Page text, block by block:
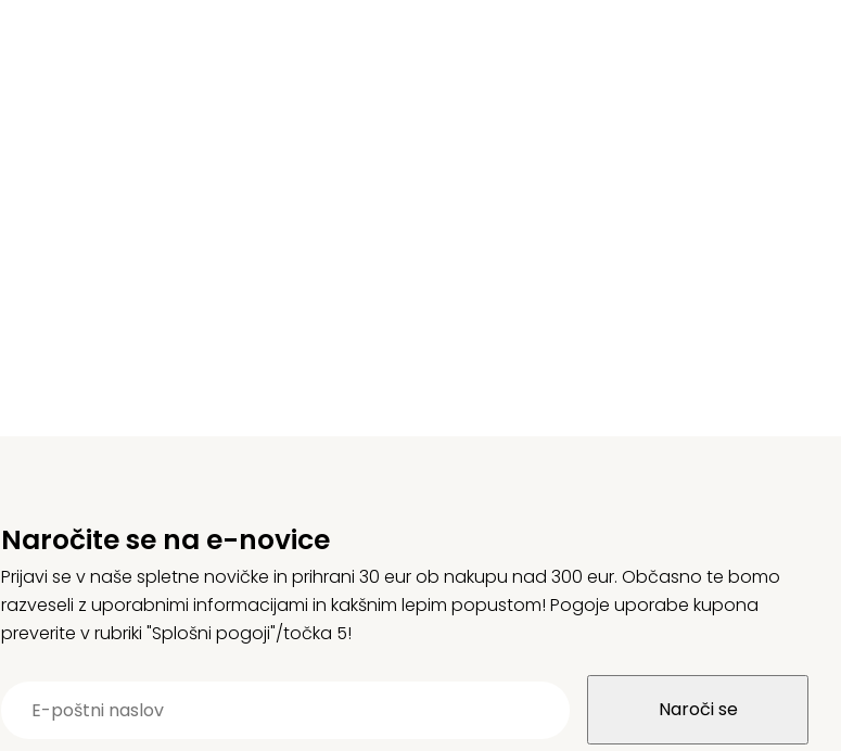
Naročite se na e-novice
Prijavi se v naše spletne novičke in prihrani 30 eur ob nakupu nad 300 eur. Občasno te bomo
razveseli z uporabnimi informacijami in kakšnim lepim popustom! Pogoje uporabe kupona
preverite v rubriki "Splošni pogoji"/točka 5!